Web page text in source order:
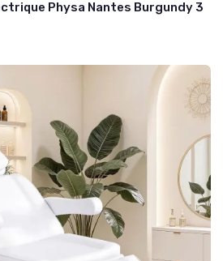
Physa Nantes Burgundy 3